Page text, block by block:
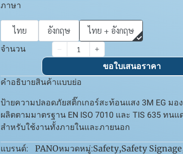
ภาษา
ไทย อังกฤษ ไทย + อังกฤษ
จำนวน
ขอใบเสนอราคา
คำอธิบายสินค้าแบบย่อ
ป้ายความปลอดภัยสติ๊กเกอร์สะท้อนแสง 3M EG มอ
ผลิตตามมาตรฐาน EN ISO 7010 และ TIS 635 ทน
สำหรับใช้งานทั้งภายในและภายนอก
แบรนด์: PANOหมวดหมู่:Safety,Safety Signage